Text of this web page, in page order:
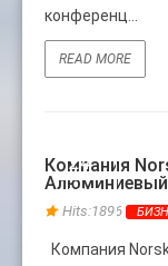
конференц...
READ MORE
Компания
Hits:1896
Компания
24
АВГ